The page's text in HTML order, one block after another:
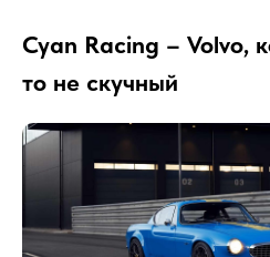
Cyan Racing – Volvo,
то не скучный